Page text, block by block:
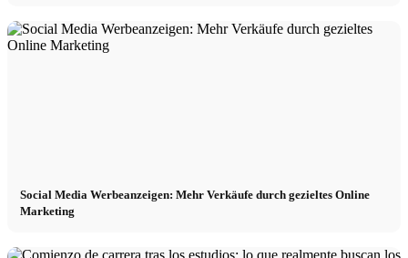
Social Media Werbeanzeigen: Mehr Verkäufe durch gezieltes Online
Marketing